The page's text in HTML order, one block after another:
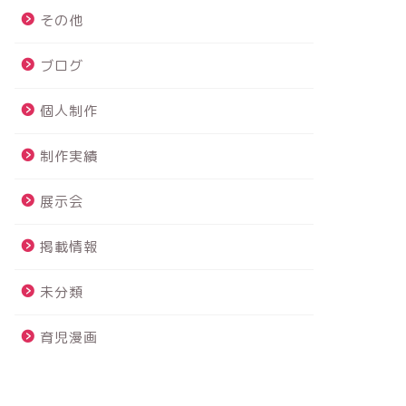
その他
ブログ
個人制作
制作実績
展示会
掲載情報
未分類
育児漫画